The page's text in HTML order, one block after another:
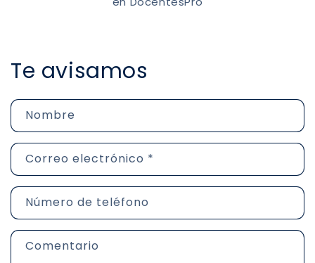
n
Te avisamos
Nombre
Correo electrónico *
Número de teléfono
Comentario